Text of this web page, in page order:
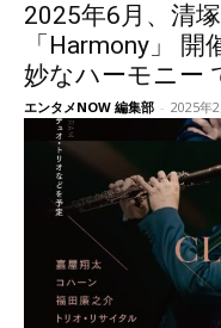
2025年6月、清
「Harmony」
妙なハーモニー
エンタメNOW 編集部 - 2025年